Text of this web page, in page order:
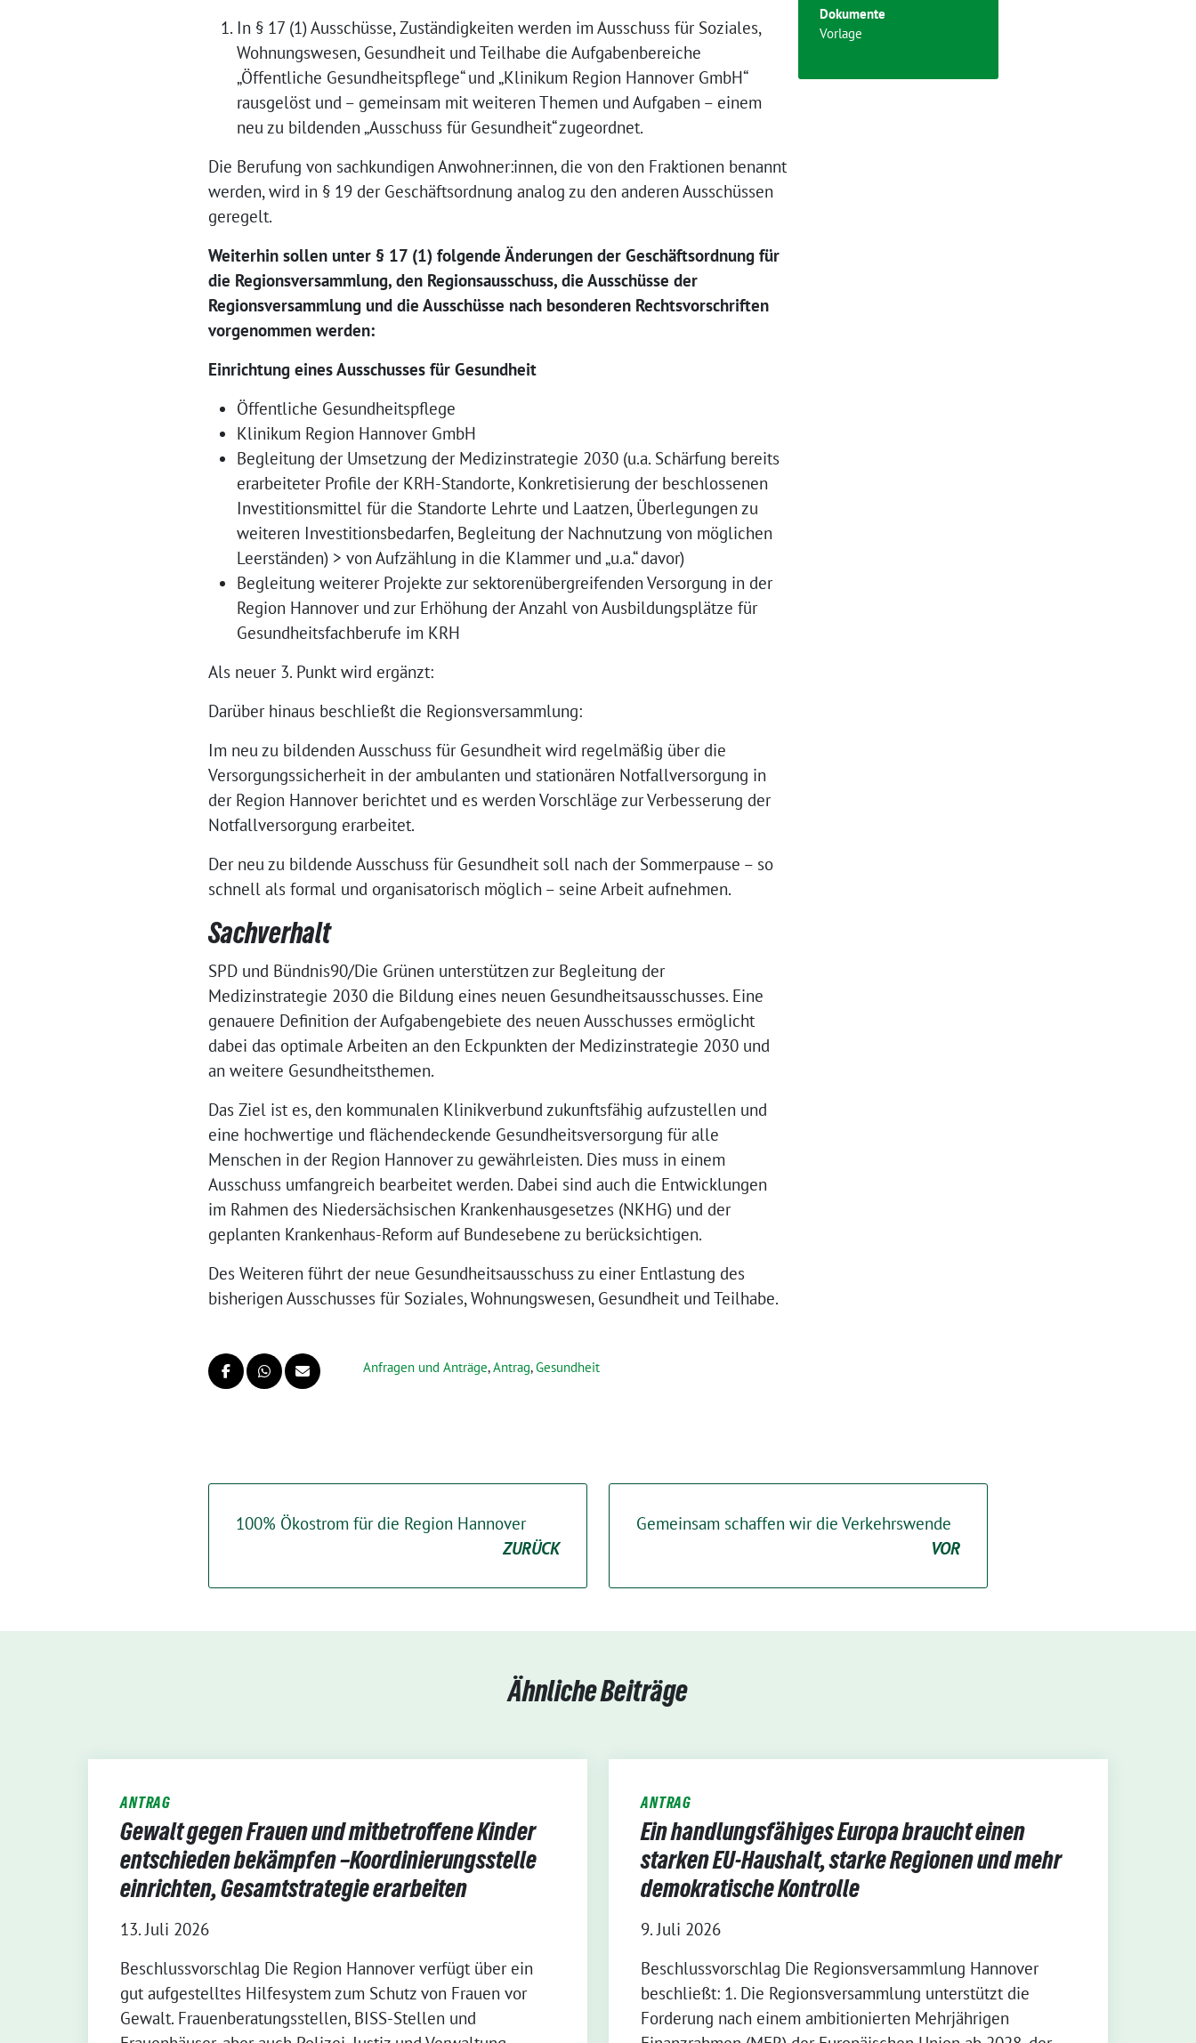
In § 17 (1) Ausschüsse, Zuständigkeiten werden im Ausschuss für Soziales,
Wohnungswesen, Gesundheit und Teilhabe die Aufgabenbereiche
„Öffentliche Gesundheitspflege“ und „Klinikum Region Hannover GmbH“
rausgelöst und – gemeinsam mit weiteren Themen und Aufgaben – einem
neu zu bildenden „Ausschuss für Gesundheit“ zugeordnet.
Die Berufung von sachkundigen Anwohner:innen, die von den Fraktionen benannt
werden, wird in § 19 der Geschäftsordnung analog zu den anderen Ausschüssen
geregelt.
Weiterhin sollen unter § 17 (1) folgende Änderungen der Geschäftsordnung für
die Regionsversammlung, den Regionsausschuss, die Ausschüsse der
Regionsversammlung und die Ausschüsse nach besonderen Rechtsvorschriften
vorgenommen werden:
Einrichtung eines Ausschusses für Gesundheit
Öffentliche Gesundheitspflege
Klinikum Region Hannover GmbH
Begleitung der Umsetzung der Medizinstrategie 2030 (u.a. Schärfung bereits
erarbeiteter Profile der KRH-Standorte, Konkretisierung der beschlossenen
Investitionsmittel für die Standorte Lehrte und Laatzen, Überlegungen zu
weiteren Investitionsbedarfen, Begleitung der Nachnutzung von möglichen
Leerständen) > von Aufzählung in die Klammer und „u.a.“ davor)
Begleitung weiterer Projekte zur sektorenübergreifenden Versorgung in der
Region Hannover und zur Erhöhung der Anzahl von Ausbildungsplätze für
Gesundheitsfachberufe im KRH
Als neuer 3. Punkt wird ergänzt:
Darüber hinaus beschließt die Regionsversammlung:
Im neu zu bildenden Ausschuss für Gesundheit wird regelmäßig über die
Versorgungssicherheit in der ambulanten und stationären Notfallversorgung in
der Region Hannover berichtet und es werden Vorschläge zur Verbesserung der
Notfallversorgung erarbeitet.
Der neu zu bildende Ausschuss für Gesundheit soll nach der Sommerpause – so
schnell als formal und organisatorisch möglich – seine Arbeit aufnehmen.
Sachverhalt
SPD und Bündnis90/Die Grünen unterstützen zur Begleitung der
Medizinstrategie 2030 die Bildung eines neuen Gesundheitsausschusses. Eine
genauere Definition der Aufgabengebiete des neuen Ausschusses ermöglicht
dabei das optimale Arbeiten an den Eckpunkten der Medizinstrategie 2030 und
an weitere Gesundheitsthemen.
Das Ziel ist es, den kommunalen Klinikverbund zukunftsfähig aufzustellen und
eine hochwertige und flächendeckende Gesundheitsversorgung für alle
Menschen in der Region Hannover zu gewährleisten. Dies muss in einem
Ausschuss umfangreich bearbeitet werden. Dabei sind auch die Entwicklungen
im Rahmen des Niedersächsischen Krankenhausgesetzes (NKHG) und der
geplanten Krankenhaus-Reform auf Bundesebene zu berücksichtigen.
Des Weiteren führt der neue Gesundheitsausschuss zu einer Entlastung des
bisherigen Ausschusses für Soziales, Wohnungswesen, Gesundheit und Teilhabe.
Dokumente
Vorlage
Anfragen und Anträge,Antrag,Gesundheit
100% Ökostrom für die Region Hannover
ZURÜCK
Gemeinsam schaffen wir die Verkehrswende
VOR
Ähnliche Beiträge
ANTRAG
Gewalt gegen Frauen und mitbetroffene Kinder
entschieden bekämpfen –Koordinierungsstelle
einrichten, Gesamtstrategie erarbeiten
13. Juli 2026
Beschlussvorschlag Die Region Hannover verfügt über ein
gut aufgestelltes Hilfesystem zum Schutz von Frauen vor
Gewalt. Frauenberatungsstellen, BISS-Stellen und
ANTRAG
Ein handlungsfähiges Europa braucht einen
starken EU-Haushalt, starke Regionen und mehr
demokratische Kontrolle
9. Juli 2026
Beschlussvorschlag Die Regionsversammlung Hannover
beschließt: 1. Die Regionsversammlung unterstützt die
Forderung nach einem ambitionierten Mehrjährigen